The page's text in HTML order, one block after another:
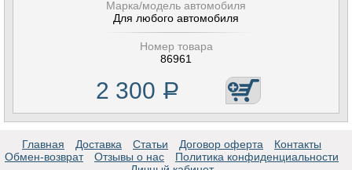
Марка/модель автомобиля
Для любого автомобиля
Номер товара
86961
2 300 Р
Главная Доставка Статьи Договор оферта
Контакты
Обмен-возврат
Отзывы о нас
Политика конфиденциальности